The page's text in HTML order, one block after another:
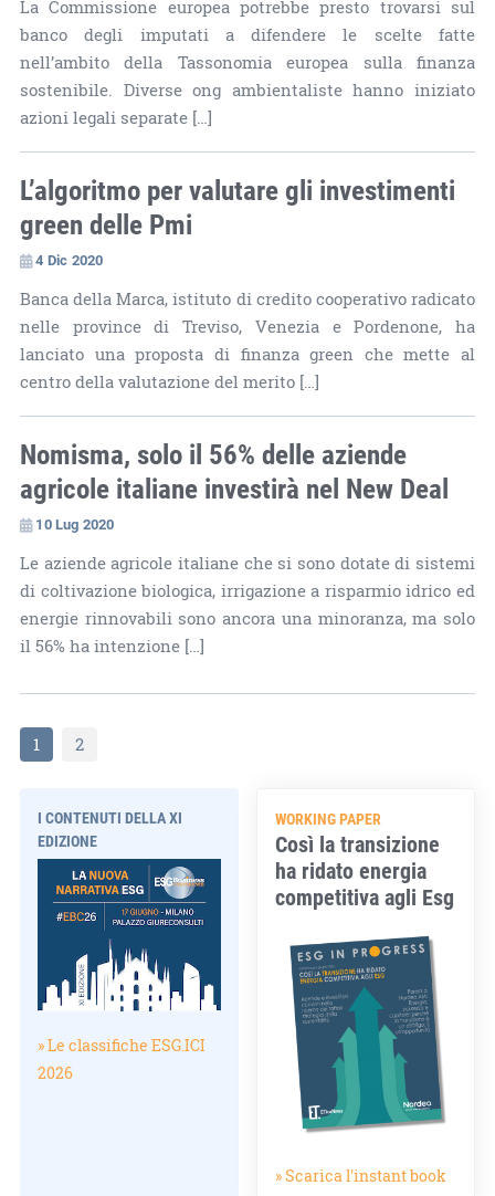
La Commissione europea potrebbe presto trovarsi sul
banco degli imputati a difendere le scelte fatte
nell’ambito della Tassonomia europea sulla finanza
sostenibile. Diverse ong ambientaliste hanno iniziato
azioni legali separate […]
L’algoritmo per valutare gli investimenti
green delle Pmi
4 Dic 2020
Banca della Marca, istituto di credito cooperativo radicato
nelle province di Treviso, Venezia e Pordenone, ha
lanciato una proposta di finanza green che mette al
centro della valutazione del merito […]
Nomisma, solo il 56% delle aziende
agricole italiane investirà nel New Deal
10 Lug 2020
Le aziende agricole italiane che si sono dotate di sistemi
di coltivazione biologica, irrigazione a risparmio idrico ed
energie rinnovabili sono ancora una minoranza, ma solo
il 56% ha intenzione […]
1 2
I CONTENUTI DELLA XI
EDIZIONE
» Le classifiche ESG.ICI
2026
WORKING PAPER
Così la transizione
ha ridato energia
competitiva agli Esg
» Scarica l'instant book